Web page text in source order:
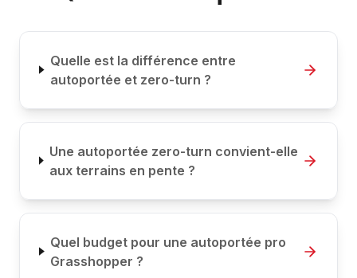
Quelle est la différence entre
autoportée et zero-turn ?
Une autoportée zero-turn convient-elle
aux terrains en pente ?
Quel budget pour une autoportée pro
Grasshopper ?